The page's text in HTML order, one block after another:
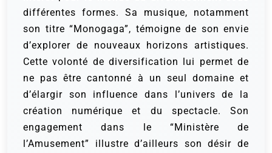
différentes formes. Sa musique, notamment
son titre “Monogaga”, témoigne de son envie
d’explorer de nouveaux horizons artistiques.
Cette volonté de diversification lui permet de
ne pas être cantonné à un seul domaine et
d’élargir son influence dans l’univers de la
création numérique et du spectacle. Son
engagement dans le “Ministère de
l’Amusement” illustre d’ailleurs son désir de